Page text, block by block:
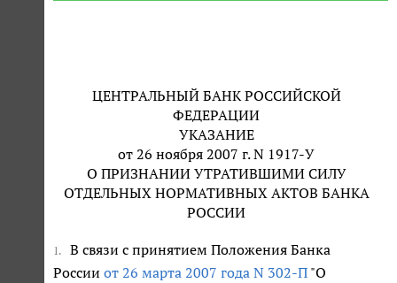
ЦЕНТРАЛЬНЫЙ БАНК РОССИЙСКОЙ
ФЕДЕРАЦИИ
УКАЗАНИЕ
от 26 ноября 2007 г. N 1917-У
О ПРИЗНАНИИ УТРАТИВШИМИ СИЛУ
ОТДЕЛЬНЫХ НОРМАТИВНЫХ АКТОВ БАНКА
РОССИИ
1.
В связи с принятием Положения Банка
России от 26 марта 2007 года N 302-П "О